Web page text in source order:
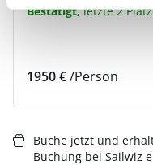
Bestätigt,letzte 2
1950 €/Person
Buche jetzt und
Buchung bei Sailwiz